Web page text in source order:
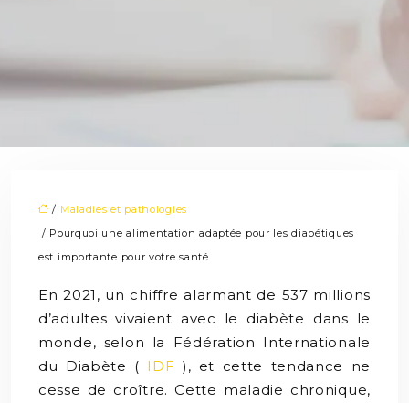
/ Maladies et pathologies
/ Pourquoi une alimentation adaptée pour les diabétiques
est importante pour votre santé
En 2021, un chiffre alarmant de 537 millions
d’adultes vivaient avec le diabète dans le
monde, selon la Fédération Internationale
du Diabète ( IDF ), et cette tendance ne
cesse de croître. Cette maladie chronique,